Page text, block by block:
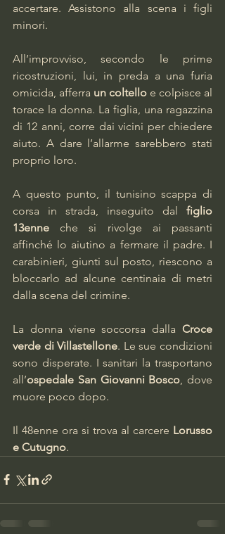
accertare. Assistono alla scena i figli
minori.
All’improvviso, secondo le prime
ricostruzioni, lui, in preda a una furia
omicida, afferra un coltello e colpisce al
torace la donna. La figlia, una ragazzina
di 12 anni, corre dai vicini per chiedere
aiuto. A dare l’allarme sarebbero stati
proprio loro.
A questo punto, il tunisino scappa di
corsa in strada, inseguito dal figlio
13enne che si rivolge ai passanti
affinché lo aiutino a fermare il padre. I
carabinieri, giunti sul posto, riescono a
bloccarlo ad alcune centinaia di metri
dalla scena del crimine.
La donna viene soccorsa dalla Croce
verde di Villastellone. Le sue condizioni
sono disperate. I sanitari la trasportano
all’ospedale San Giovanni Bosco , dove
muore poco dopo.
Il 48enne ora si trova al carcere Lorusso
e Cutugno.